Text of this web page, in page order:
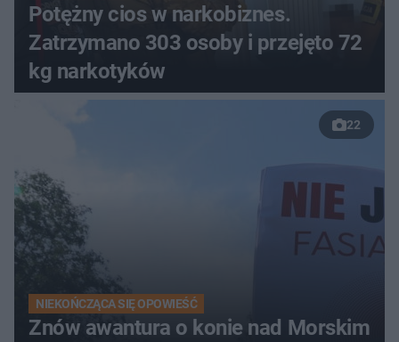
Potężny cios w narkobiznes.
Zatrzymano 303 osoby i przejęto 72
kg narkotyków
22
NIEKOŃCZĄCA SIĘ OPOWIEŚĆ
Znów awantura o konie nad Morskim